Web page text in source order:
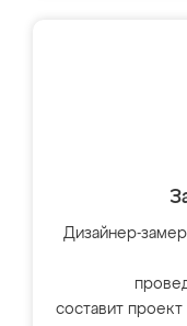
Дизайнер-
составит